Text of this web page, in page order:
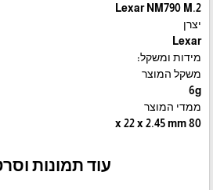
Lexar NM790 M.2
יצרן
Lexar
מידות ומשקל:
משקל המוצר
6g
ממדי המוצר
80 x 22 x 2.45 mm
עוד תמונות